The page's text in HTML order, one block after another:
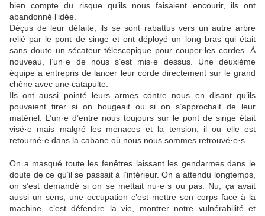
bien compte du risque qu’ils nous faisaient encourir, ils ont
abandonné l’idée.
Déçus de leur défaite, ils se sont rabattus vers un autre arbre
relié par le pont de singe et ont déployé un long bras qui était
sans doute un sécateur télescopique pour couper les cordes. À
nouveau, l’un·e de nous s’est mis·e dessus. Une deuxième
équipe a entrepris de lancer leur corde directement sur le grand
chêne avec une catapulte.
Ils ont aussi pointé leurs armes contre nous en disant qu’ils
pouvaient tirer si on bougeait ou si on s’approchait de leur
matériel. L’un·e d’entre nous toujours sur le pont de singe était
visé·e mais malgré les menaces et la tension, il ou elle est
retourné·e dans la cabane où nous nous sommes retrouvé·e·s.
On a masqué toute les fenêtres laissant les gendarmes dans le
doute de ce qu’il se passait à l’intérieur. On a attendu longtemps,
on s’est demandé si on se mettait nu·e·s ou pas. Nu, ça avait
aussi un sens, une occupation c’est mettre son corps face à la
machine, c’est défendre la vie, montrer notre vulnérabilité et